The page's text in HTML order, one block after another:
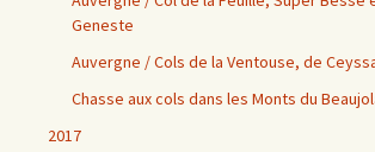
Geneste
Auvergne / Cols de la Ventouse, de
Chasse aux cols dans les Monts du
2017